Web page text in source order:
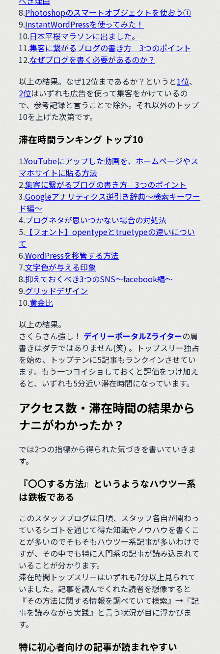
8.Photoshopのスマートオブジェクトを使おう①
9.InstantWordPressを使ってみた！
10.日本平桜マラソンに出ました。
11.集客に繋がるブログの書き方 3つのポイント
12.なぜブログを書く必要があるのか？
以上の結果。なぜ12位まであるか？というと1位、
2位はいずれも広告を使って集客をかけているの
で、参考記録と言うことで除外。それ以外のトップ
10を上げた次第です。
滞在時間ランキング トップ10
1.YouTubeにアップした動画を、ホームページやス
マホサイトに貼る方法
2.集客に繋がるブログの書き方 3つのポイント
3.Googleアナリティクス逆引き辞典～検索キーワー
ド編～
4.ブログネタが思いつかない場合の対処法
5. 【フォント】opentypeとtruetypeの違いについ
て
6.WordPressを移管する方法
7.文字色が与える印象
8.抑えておくべき3つのSNS～facebook編～
9.グリッドデザイン
10.黄金比
以上の結果。
さくらさん強し！ デイリーポータルZライターの肩
書きはダテではありません(笑) 。トップスリー独占
を始め、トップテンに5記事もランクインさせてい
ます。もう一つヨイショしておくと評価をつけ加え
ると、いずれも5分近い滞在時間になっています。
アクセス数・滞在時間の結果から
ナニがわかったか？
では2つの指標から得られた気づきを書いていきま
す。
『〇〇する方法』というようなハウツー系
は鉄板である
このスタッフブログは日頃、スタッフ各自が関わっ
ているシゴトを通じて得た知識やノウハウを書くこ
とが多いのでそもそもハウツー系記事が多いわけで
すが、その中でも特に入門系の記事が読み込まれて
いることが分かります。
滞在時間トップスリーはいずれも7分以上見られて
いました。記事を読んでくれた読者を想像すると
『その方法に関する情報を調べていて検索』→『記
事を読みながら実践』と言う状況が目に浮かびま
す。
特に初心者向けの記事が読まれやすい